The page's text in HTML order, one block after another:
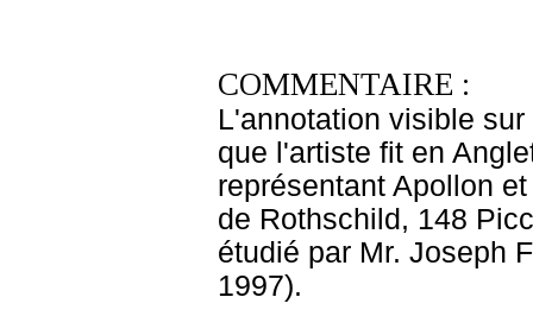
COMMENTAIRE :
L'annotation visible
que l'artiste fit en
représentant Apollon
de Rothschild, 148
étudié par Mr. Joseph
1997).